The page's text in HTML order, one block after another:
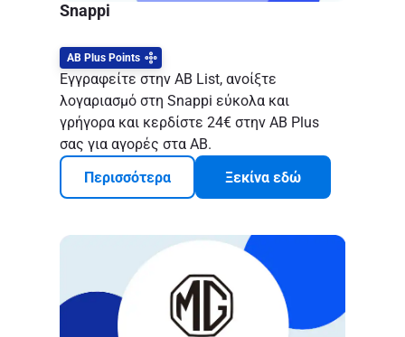
Snappi
ΑΒ Plus Points
Εγγραφείτε στην AB List, ανοίξτε
λογαριασμό στη Snappi εύκολα και
γρήγορα και κερδίστε 24€ στην AB Plus
σας για αγορές στα ΑΒ.
Περισσότερα
Ξεκίνα εδώ